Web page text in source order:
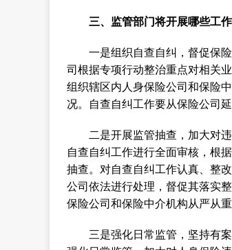
三、监管部门将开展哪些工
一是组织自查自纠，督促保
司根据专项行动整治重点对相关
组织辖区内人身保险公司和保险
况。自查自纠工作要从保险公司
二是开展监管抽查，加大对
自查自纠工作进行全面审核，根
抽查。对自查自纠工作认真、整
公司依法进行处理，督促其落实
保险公司和保险中介机构从严从
三是强化日常监管，坚持有